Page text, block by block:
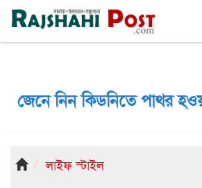
রাজশাহী শনিবার, ৮ই আগস্ট ২০২৬, ২৫শে শ্রাবণ ১৪৩৩
জেনে নিন কিডনিতে পাথর
লাইফ স্টাইল